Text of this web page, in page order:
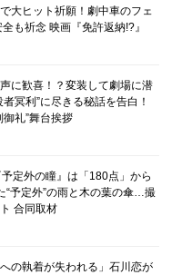
大ヒット祈願！劇中車のフェ
も祈念 映画『免許返納!?』
に歓喜！？変装して劇場に潜
冥利”に尽きる秘話を告白！
礼”舞台挨拶
定外の瞳』は「180点」から
“予定外”の雨と木の葉の傘…撮
合同取材
の執着が失われる」石川恋が